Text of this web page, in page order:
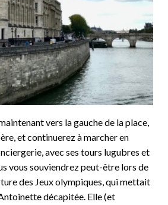
vers la gauche de la place,
et continuerez à marcher en
avec ses tours lugubres et
vous souviendrez peut-être lors de
des Jeux olympiques, qui mettait
décapitée. Elle (et